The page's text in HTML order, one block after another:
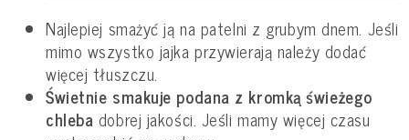
Najlepiej smażyć ją na patelni z grubym dnem. Jeśli
mimo wszystko jajka przywierają należy dodać
więcej tłuszczu.
Świetnie smakuje podana z kromką świeżego
chleba dobrej jakości. Jeśli mamy więcej czasu